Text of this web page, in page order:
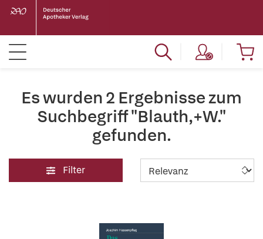
Es wurden 2 Ergebnisse zum
Suchbegriff "Blauth,+W."
gefunden.
Filter